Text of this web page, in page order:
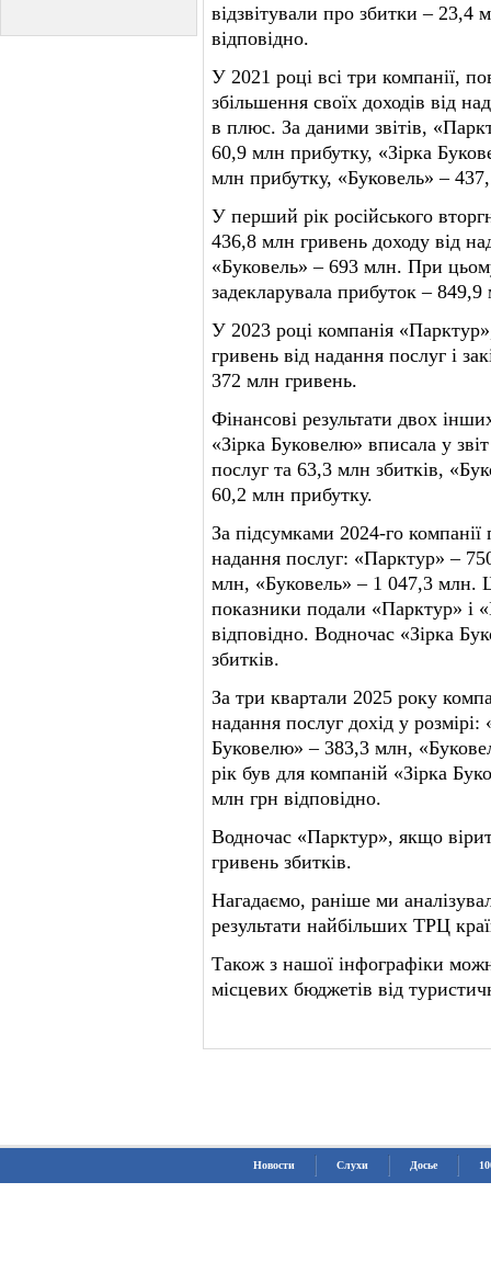
відзвітували про збитки –
відповідно.
У 2021 році всі три компанії,
збільшення своїх доходів від
в плюс. За даними звітів,
60,9 млн прибутку, «Зірка
млн прибутку, «Буковель» –
У перший рік російського
436,8 млн гривень доходу від
«Буковель» – 693 млн. При
задекларувала прибуток –
У 2023 році компанія
гривень від надання послуг і
372 млн гривень.
Фінансові результати двох
«Зірка Буковелю» вписала у
послуг та 63,3 млн збитків,
60,2 млн прибутку.
За підсумками 2024-го
надання послуг: «Парктур» –
млн, «Буковель» – 1 047,3 млн.
показники подали «Парктур» і
відповідно. Водночас «Зірка
збитків.
За три квартали 2025 року
надання послуг дохід у
Буковелю» – 383,3 млн,
рік був для компаній «Зірка
млн грн відповідно.
Водночас «Парктур», якщо
гривень збитків.
Нагадаємо, раніше ми
результати найбільших ТРЦ
Також з нашої інфографіки
місцевих бюджетів від
Новости Слухи Досье